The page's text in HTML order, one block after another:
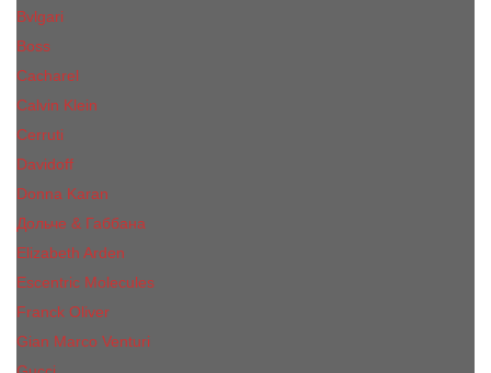
Bvlgari
Boss
Cacharel
Calvin Klein
Cerruti
Davidoff
Donna Karan
Дольче & Габбана
Elizabeth Arden
Escentric Molecules
Franck Oliver
Gian Marco Venturi